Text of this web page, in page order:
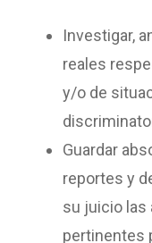
Investigar,
reales
y/o de
Guardar
reportes y
su juicio las
pertinentes